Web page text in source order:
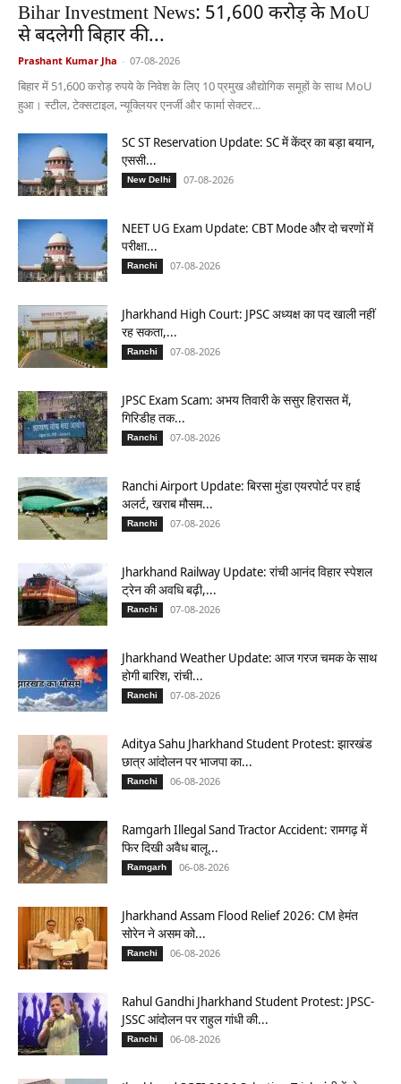
Bihar Investment News: 51,600 करोड़ के MoU
से बदलेगी बिहार की...
Prashant Kumar Jha - 07-08-2026
बिहार में 51,600 करोड़ रुपये के निवेश के लिए 10 प्रमुख औद्योगिक समूहों के साथ MoU
हुआ। स्टील, टेक्सटाइल, न्यूक्लियर एनर्जी और फार्मा सेक्टर...
SC ST Reservation Update: SC में केंद्र का बड़ा बयान,
एससी...
New Delhi 07-08-2026
NEET UG Exam Update: CBT Mode और दो चरणों में
परीक्षा...
Ranchi 07-08-2026
Jharkhand High Court: JPSC अध्यक्ष का पद खाली नहीं
रह सकता,...
Ranchi 07-08-2026
JPSC Exam Scam: अभय तिवारी के ससुर हिरासत में,
गिरिडीह तक...
Ranchi 07-08-2026
Ranchi Airport Update: बिरसा मुंडा एयरपोर्ट पर हाई
अलर्ट, खराब मौसम...
Ranchi 07-08-2026
Jharkhand Railway Update: रांची आनंद विहार स्पेशल
ट्रेन की अवधि बढ़ी,...
Ranchi 07-08-2026
Jharkhand Weather Update: आज गरज चमक के साथ
होगी बारिश, रांची...
Ranchi 07-08-2026
Aditya Sahu Jharkhand Student Protest: झारखंड
छात्र आंदोलन पर भाजपा का...
Ranchi 06-08-2026
Ramgarh Illegal Sand Tractor Accident: रामगढ़ में
फिर दिखी अवैध बालू...
Ramgarh 06-08-2026
Jharkhand Assam Flood Relief 2026: CM हेमंत
सोरेन ने असम को...
Ranchi 06-08-2026
Rahul Gandhi Jharkhand Student Protest: JPSC-
JSSC आंदोलन पर राहुल गांधी की...
Ranchi 06-08-2026